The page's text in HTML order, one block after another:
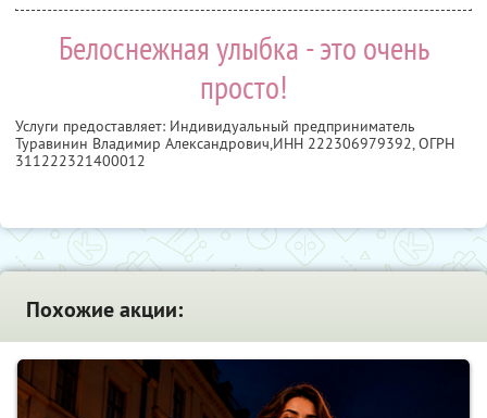
Белоснежная улыбка - это очень
просто!
Услуги предоставляет: Индивидуальный предприниматель
Туравинин Владимир Александрович,ИНН 222306979392, ОГРН
311222321400012
Похожие акции: